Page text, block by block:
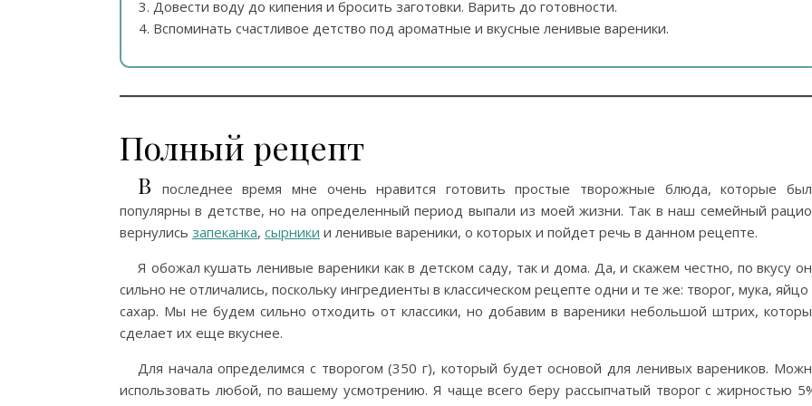
Довести воду до кипения и бросить заготовки. Варить до готовности.
Вспоминать счастливое детство под ароматные и вкусные ленивые вареники.
Полный рецепт
В последнее время мне очень нравится готовить простые творожные блюда, которые
популярны в детстве, но на определенный период выпали из моей жизни. Так в наш семейный
вернулись запеканка, сырники и ленивые вареники, о которых и пойдет речь в данном рецепте.
Я обожал кушать ленивые вареники как в детском саду, так и дома. Да, и скажем честно, по вкусу
сильно не отличались, поскольку ингредиенты в классическом рецепте одни и те же: творог, мука, яйцо
сахар. Мы не будем сильно отходить от классики, но добавим в вареники небольшой штрих,
сделает их еще вкуснее.
Для начала определимся с творогом (350 г), который будет основой для ленивых вареников.
использовать любой, по вашему усмотрению. Я чаще всего беру рассыпчатый творог с жирностью